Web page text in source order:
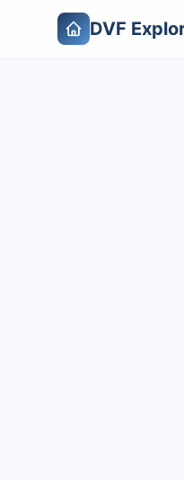
DVF